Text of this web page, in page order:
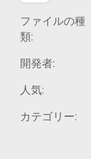
ファイルの種
類:
開発者:
人気:
カテゴリー: